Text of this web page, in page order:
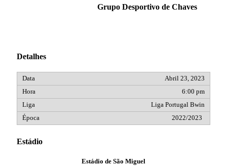
Grupo Desportivo de Chaves
Detalhes
Abril 23, 2023
6:00 pm
Liga Portugal Bwin
2022/2023
Estádio
Estádio de São Miguel